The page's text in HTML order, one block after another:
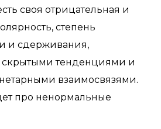
своя отрицательная и
степень
и сдерживания,
тенденциями и
взаимосвязями.
про ненормальные